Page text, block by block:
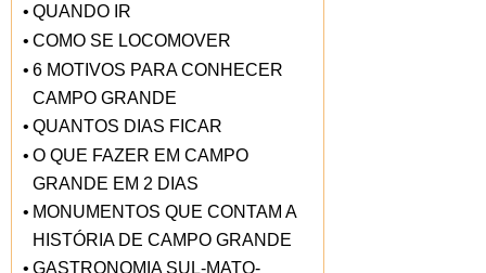
QUANDO IR
COMO SE LOCOMOVER
6 MOTIVOS PARA CONHECER
CAMPO GRANDE
QUANTOS DIAS FICAR
O QUE FAZER EM CAMPO
GRANDE EM 2 DIAS
MONUMENTOS QUE CONTAM A
HISTÓRIA DE CAMPO GRANDE
GASTRONOMIA SUL-MATO-